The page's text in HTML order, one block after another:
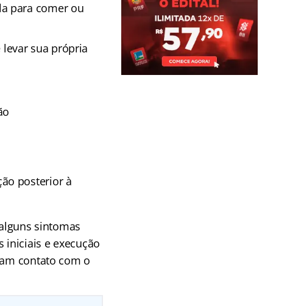
para comer ou
sua própria
posterior à
sintomas
iniciais e execução
contato com o